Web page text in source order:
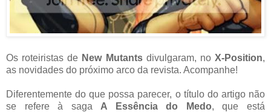
Os roteiristas de New Mutantsdivulgaram, noX-Position,
as novidades do próximo arco da revista. Acompanhe!
Diferentemente do que possa parecer, o título do artigo não
se refere à saga A Essência do Medo, que está